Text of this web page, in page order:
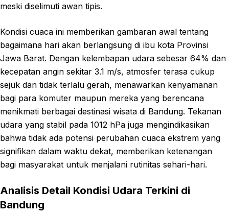
meski diselimuti awan tipis.
Kondisi cuaca ini memberikan gambaran awal tentang
bagaimana hari akan berlangsung di ibu kota Provinsi
Jawa Barat. Dengan kelembapan udara sebesar 64% dan
kecepatan angin sekitar 3.1 m/s, atmosfer terasa cukup
sejuk dan tidak terlalu gerah, menawarkan kenyamanan
bagi para komuter maupun mereka yang berencana
menikmati berbagai destinasi wisata di Bandung. Tekanan
udara yang stabil pada 1012 hPa juga mengindikasikan
bahwa tidak ada potensi perubahan cuaca ekstrem yang
signifikan dalam waktu dekat, memberikan ketenangan
bagi masyarakat untuk menjalani rutinitas sehari-hari.
Analisis Detail Kondisi Udara Terkini di
Bandung